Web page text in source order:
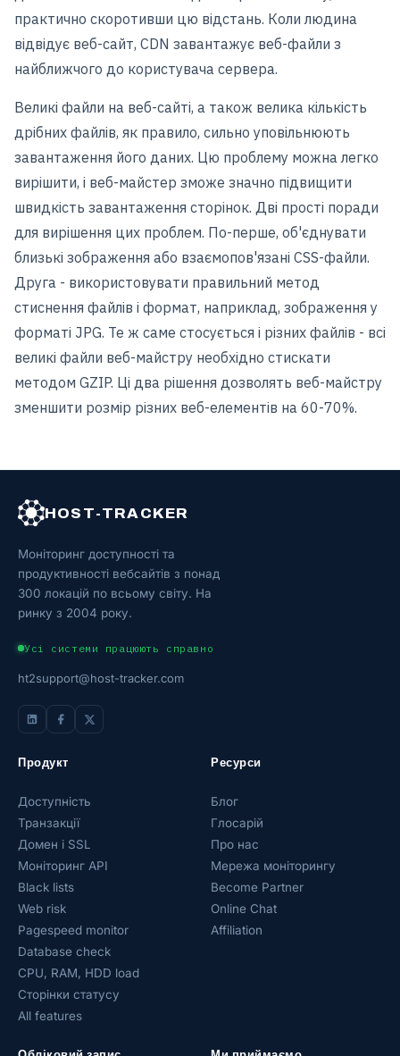
практично скоротивши цю відстань. Коли людина
відвідує веб-сайт, CDN завантажує веб-файли з
найближчого до користувача сервера.
Великі файли на веб-сайті, а також велика кількість
дрібних файлів, як правило, сильно уповільнюють
завантаження його даних. Цю проблему можна легко
вирішити, і веб-майстер зможе значно підвищити
швидкість завантаження сторінок. Дві прості поради
для вирішення цих проблем. По-перше, об'єднувати
близькі зображення або взаємопов'язані CSS-файли.
Друга - використовувати правильний метод
стиснення файлів і формат, наприклад, зображення у
форматі JPG. Те ж саме стосується і різних файлів - всі
великі файли веб-майстру необхідно стискати
методом GZIP. Ці два рішення дозволять веб-майстру
зменшити розмір різних веб-елементів на 60-70%.
HOST-TRACKER
Моніторинг доступності та
продуктивності вебсайтів з понад
300 локацій по всьому світу. На
ринку з 2004 року.
Усі системи працюють справно
ht2support@host-tracker.com
Продукт
Доступність
Транзакції
Домен і SSL
Моніторинг API
Black lists
Web risk
Pagespeed monitor
Database check
CPU, RAM, HDD load
Сторінки статусу
All features
Ресурси
Блог
Глосарій
Про нас
Мережа моніторингу
Become Partner
Online Chat
Affiliation